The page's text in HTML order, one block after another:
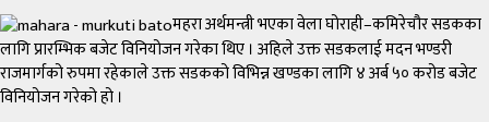
महरा अर्थमन्त्री भएका वेला घोराही–कमिरेचौर सडकका
लागि प्रारम्भिक बजेट विनियोजन गरेका थिए । अहिले उक्त सडकलाई मदन भण्डरी
राजमार्गको रुपमा रहेकाले उक्त सडकको विभिन्न खण्डका लागि ४ अर्ब ५० करोड बजेट
विनियोजन गरेको हो ।